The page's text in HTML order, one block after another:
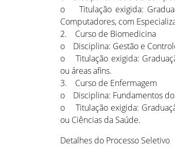
o Titulação exigida:
Computadores, com
2. Curso de Biomedicina
o Disciplina: Gestão e
o Titulação exigida:
ou áreas afins.
3. Curso de Enfermagem
o Disciplina: Fundamentos
o Titulação exigida:
ou Ciências da Saúde.
Detalhes do Processo Seletivo